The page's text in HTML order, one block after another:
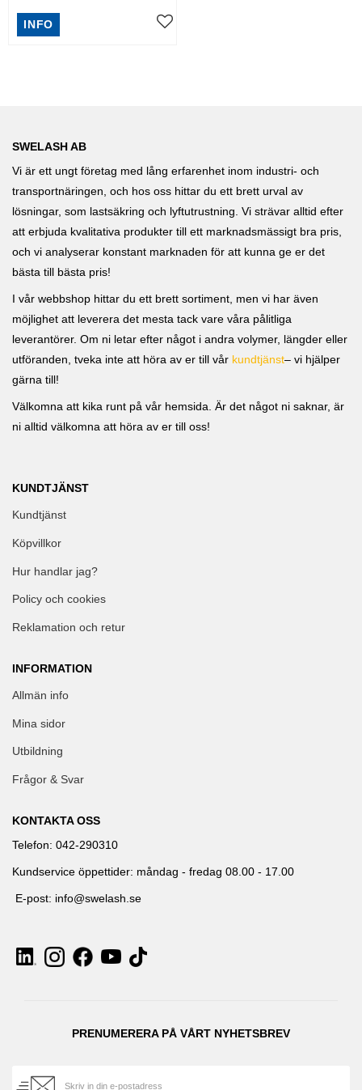
Lägg till i favoriter
INFO
SWELASH AB
Vi är ett ungt företag med lång erfarenhet inom industri- och
transportnäringen, och hos oss hittar du ett brett urval av
lösningar, som lastsäkring och lyftutrustning. Vi strävar alltid efter
att erbjuda kvalitativa produkter till ett marknadsmässigt bra pris,
och vi analyserar konstant marknaden för att kunna ge er det
bästa till bästa pris!
I vår webbshop hittar du ett brett sortiment, men vi har även
möjlighet att leverera det mesta tack vare våra pålitliga
leverantörer. Om ni letar efter något i andra volymer, längder eller
utföranden, tveka inte att höra av er till vår kundtjänst– vi hjälper
gärna till!
Välkomna att kika runt på vår hemsida. Är det något ni saknar, är
ni alltid välkomna att höra av er till oss!
KUNDTJÄNST
Kundtjänst
Köpvillkor
Hur handlar jag?
Policy och cookies
Reklamation och retur
INFORMATION
Allmän info
Mina sidor
Utbildning
Frågor & Svar
KONTAKTA OSS
Telefon: 042-290310
Kundservice öppettider: måndag - fredag 08.00 - 17.00
E-post: info@swelash.se
PRENUMERERA PÅ VÅRT NYHETSBREV